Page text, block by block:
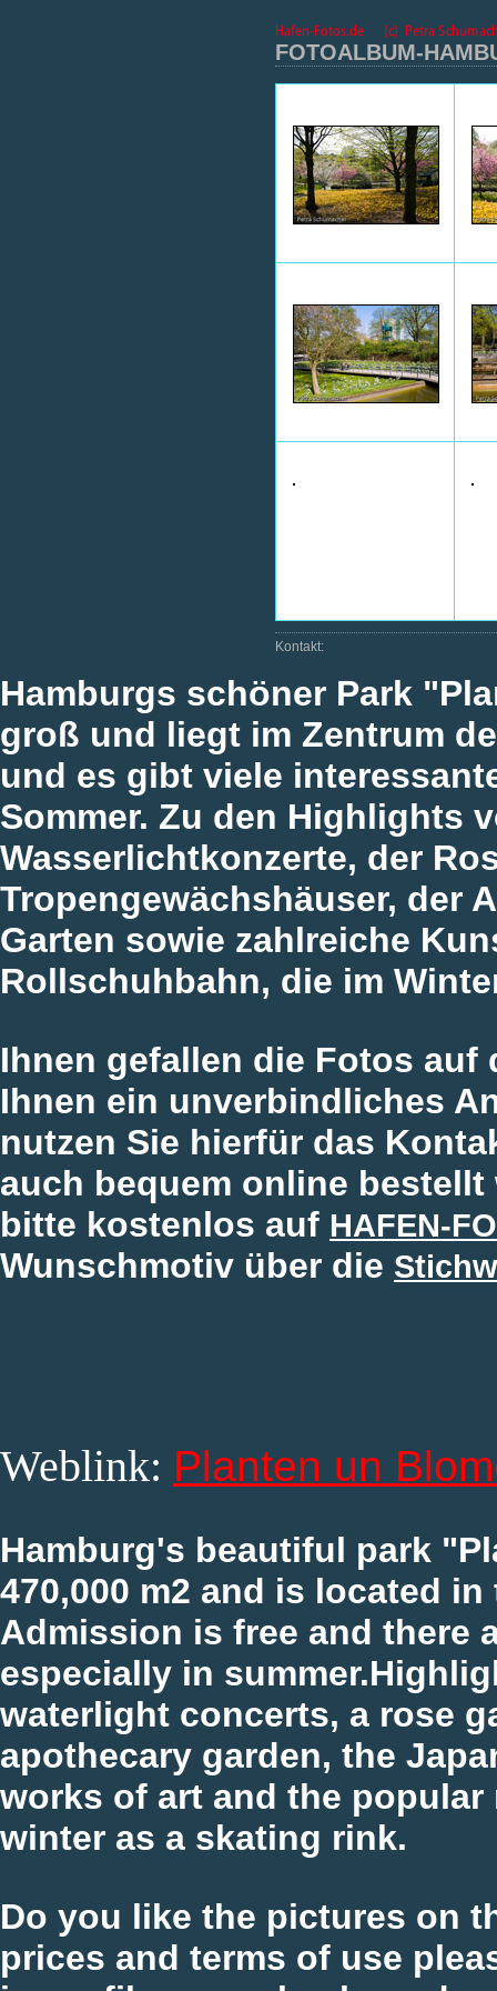
FOTOALBUM-
Kontakt:
Hamburgs schöner Park
groß und liegt im Zentrum
und es gibt viele
Sommer. Zu den Highlights
Wasserlichtkonzerte, der
Tropengewächshäuser, der
Garten sowie zahlreiche
Rollschuhbahn, die im
Ihnen gefallen die Fotos auf
Ihnen ein unverbindliches
nutzen Sie hierfür das
auch bequem online
bitte kostenlos auf HAFEN-
Wunschmotiv über die
Weblink: Planten un
Hamburg's beautiful park
470,000 m2 and is located
Admission is free and there
especially in
waterlight concerts, a rose
apothecary garden, the
works of art and the
winter as a skating rink.
Do you like the pictures on
prices and terms of use